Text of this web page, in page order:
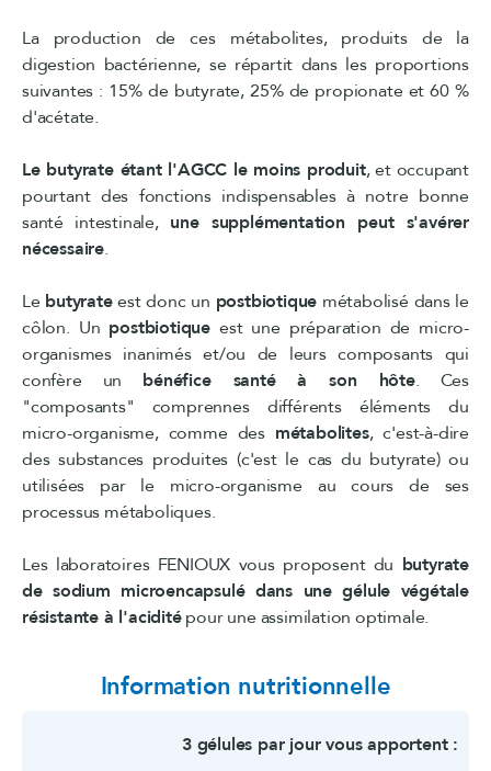
La production de ces métabolites, produits de la
digestion bactérienne, se répartit dans les proportions
suivantes : 15% de butyrate, 25% de propionate et 60 %
d'acétate.
Le butyrate étant l'AGCC le moins produit, et occupant
pourtant des fonctions indispensables à notre bonne
santé intestinale, une supplémentation peut s'avérer
nécessaire.
Le butyrateest donc un postbiotique métabolisé dans le
côlon. Un postbiotique est une préparation de micro-
organismes inanimés et/ou de leurs composants qui
confère un bénéfice santé à son hôte. Ces
"composants" comprennes différents éléments du
micro-organisme, comme des métabolites, c'est-à-dire
des substances produites (c'est le cas du butyrate) ou
utilisées par le micro-organisme au cours de ses
processus métaboliques.
Les laboratoires FENIOUX vous proposent du butyrate
de sodium microencapsulé dans une gélule végétale
résistante à l'aciditépour une assimilation optimale.
Information nutritionnelle
3 gélules par jour vous apportent :